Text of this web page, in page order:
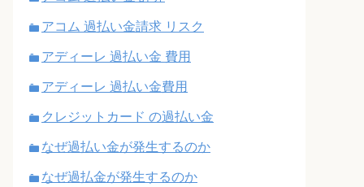
アコム 過払い金請求 リスク
アディーレ 過払い金 費用
アディーレ 過払い金費用
クレジットカード の過払い金
なぜ過払い金が発生するのか
なぜ過払金が発生するのか